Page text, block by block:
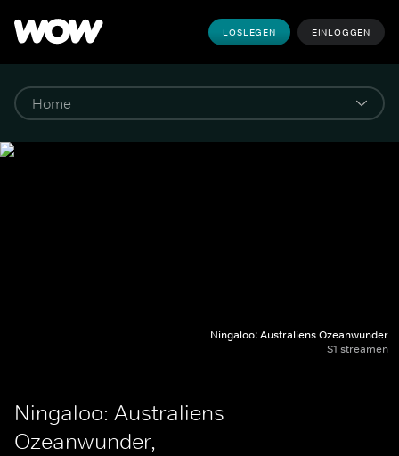
LOSLEGEN EINLOGGEN
Ningaloo: Australiens Ozeanwunder
S1 streamen
Ningaloo: Australiens
Ozeanwunder,